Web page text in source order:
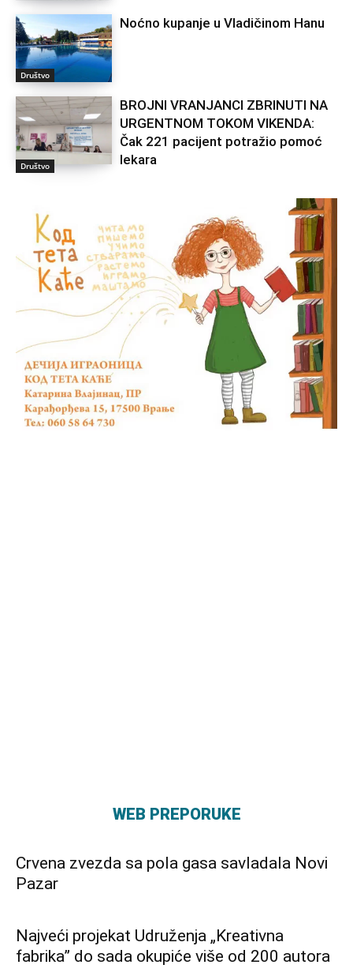
Društvo
Noćno kupanje u Vladičinom Hanu
Društvo
BROJNI VRANJANCI ZBRINUTI NA
URGENTNOM TOKOM VIKENDA:
Čak 221 pacijent potražio pomoć
lekara
WEB PREPORUKE